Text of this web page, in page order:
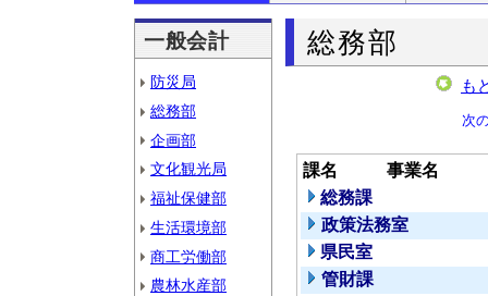
一般会計
防災局
総務部
企画部
文化観光局
福祉保健部
生活環境部
商工労働部
農林水産部
総務部
も
次
課名
事業名
総務課
政策法務室
県民室
管財課